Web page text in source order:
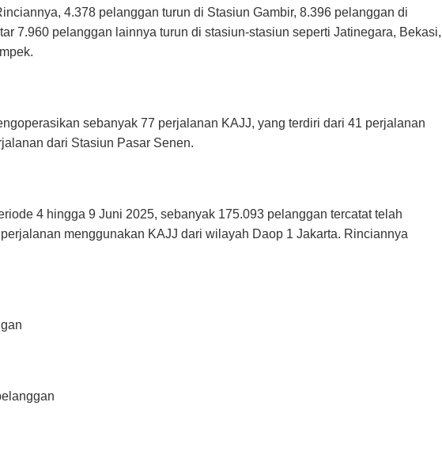
4.378 pelanggan turun di Stasiun Gambir, 8.396 pelanggan di
7.960 pelanggan lainnya turun di stasiun-stasiun seperti Jatinegara, Bekasi,
sebanyak 77 perjalanan KAJJ, yang terdiri dari 41 perjalanan
dari Stasiun Pasar Senen.
4 hingga 9 Juni 2025, sebanyak 175.093 pelanggan tercatat telah
menggunakan KAJJ dari wilayah Daop 1 Jakarta. Rinciannya